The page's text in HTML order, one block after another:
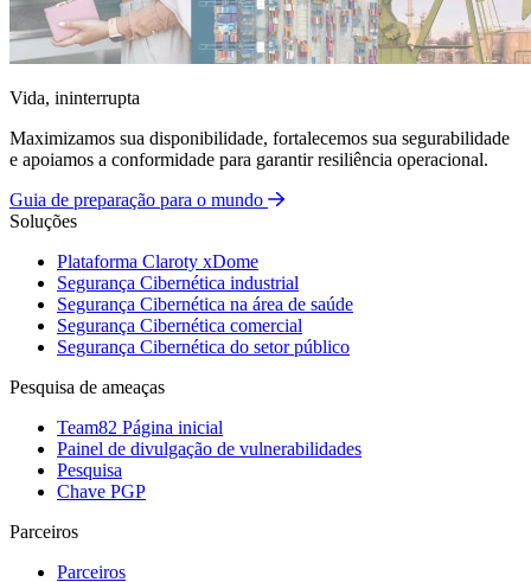
Vida, ininterrupta
Maximizamos sua disponibilidade, fortalecemos sua segurabilidade
e apoiamos a conformidade para garantir resiliência operacional.
Guia de preparação para o mundo
Soluções
Plataforma Claroty xDome
Segurança Cibernética industrial
Segurança Cibernética na área de saúde
Segurança Cibernética comercial
Segurança Cibernética do setor público
Pesquisa de ameaças
Team82 Página inicial
Painel de divulgação de vulnerabilidades
Pesquisa
Chave PGP
Parceiros
Parceiros